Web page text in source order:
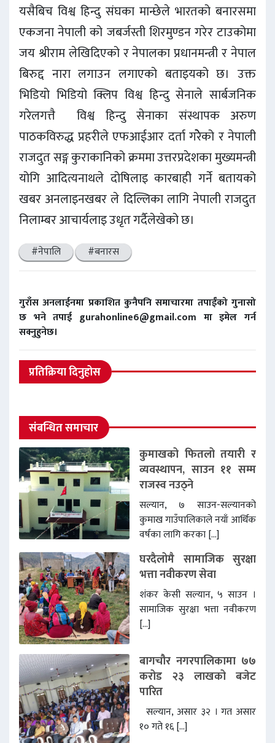
यसैबिच विश्व हिन्दु संघका मान्छेले भारतको बनारसमा
एकजना नेपाली को जबर्जस्ती शिरमुण्डन गरेर टाउकोमा
जय श्रीराम लेखिदिएको र नेपालका प्रधानमन्त्री र नेपाल
बिरुद्द नारा लगाउन लगाएको बताइयको छ। उक्त
भिडियो भिडियो क्लिप विश्व हिन्दु सेनाले सार्बजनिक
गरेलगत्तै विश्व हिन्दु सेनाका संस्थापक अरुण
पाठकविरुद्ध प्रहरीले एफआईआर दर्ता गरेेेेको र नेपाली
राजदुत सङ्ग कुराकानिको क्रममा उत्तरप्रदेशका मुख्यमन्त्री
योगि आदित्यनाथले दोषिलाइ कारबाही गर्ने बतायको
खबर अनलाइनखबर ले दिल्लिका लागि नेपाली राजदुत
निलाम्बर आचार्यलाइ उधृत गर्दैलेखेको छ।
#नेपालि #बनारस
गुराँस अनलाईनमा प्रकाशित कुनैपनि समाचारमा तपाईंको गुनासो
छ भने तपाई gurahonline6@gmail.com मा इमेल गर्न
सक्नुहुनेछ।
प्रतिक्रिया दिनुहोस
संबन्धित समाचार
कुमाखको फितलो तयारी र
व्यवस्थापन, साउन ११ सम्म
राजस्व नउठ्ने
सल्यान, ७ साउन-सल्यानको
कुमाख गाउँपालिकाले नयाँ आर्थिक
वर्षका लागि करका […]
घरदैलोमै सामाजिक सुरक्षा
भत्ता नवीकरण सेवा
शंकर केसी सल्यान, ५ साउन ।
सामाजिक सुरक्षा भत्ता नवीकरण
[…]
बागचौर नगरपालिकामा ७७
करोड २३ लाखको बजेट
पारित
सल्यान, असार ३२ । गत असार
१० गते १६ […]